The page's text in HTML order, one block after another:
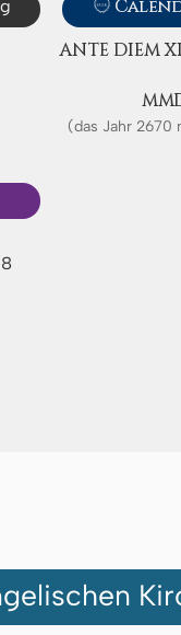

ANTE DIEM
(das Jahr 2670